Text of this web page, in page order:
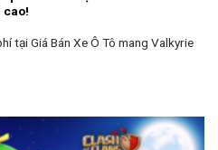
cao!
tại Giá Bán Xe Ô Tô mang Valkyrie